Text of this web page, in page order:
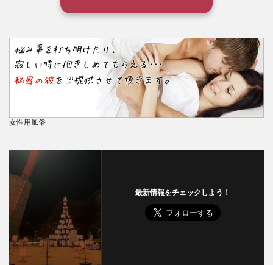
女性用風俗
最新情報をチェックしよう！